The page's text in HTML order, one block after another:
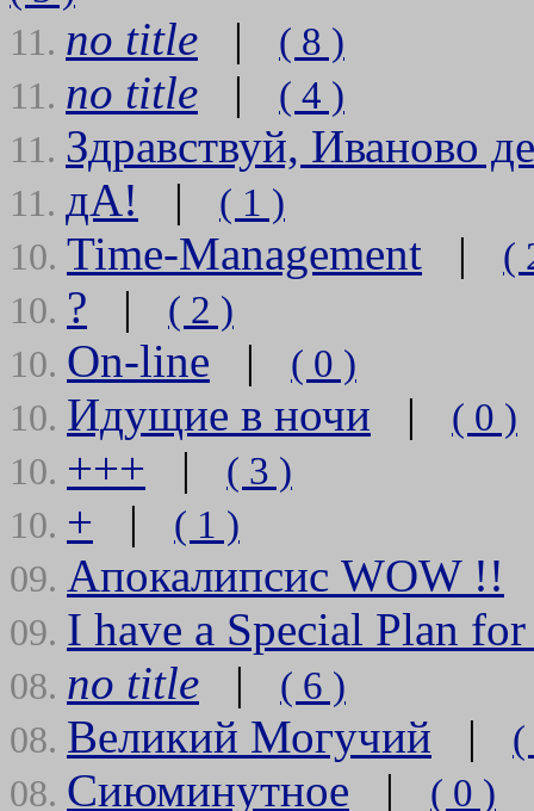
11. no title | ( 8 )
11. no title | ( 4 )
11. Здравствуй, Иваново
11. дА! | ( 1 )
10. Time-Management | (
10. ? | ( 2 )
10. On-line | ( 0 )
10. Идущие в ночи | ( 0 )
10. +++ | ( 3 )
10. + | ( 1 )
09. Апокалипсис WOW !!
09. I have a Special Plan
08. no title | ( 6 )
08. Великий Могучий | (
08. Сиюминутное | ( 0 )